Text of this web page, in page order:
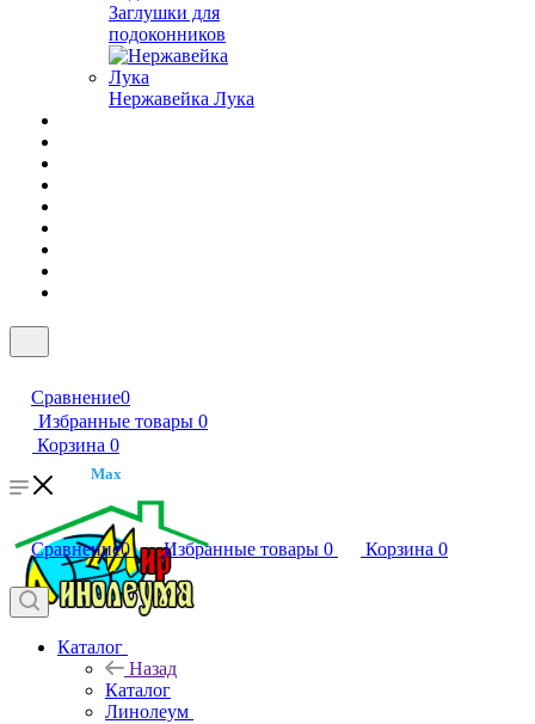
Заглушки для
подоконников
Нержавейка Лука
Сравнение0
Избранные товары 0
Корзина 0
Max
Сравнение0 Избранные товары 0 Корзина 0
Каталог
Назад
Каталог
Линолеум